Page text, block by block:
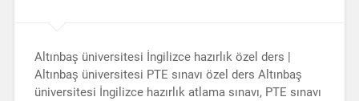
Altınbaş üniversitesi İngilizce hazırlık özel ders |
Altınbaş üniversitesi PTE sınavı özel ders Altınbaş
üniversitesi İngilizce hazırlık atlama sınavı, PTE sınavı